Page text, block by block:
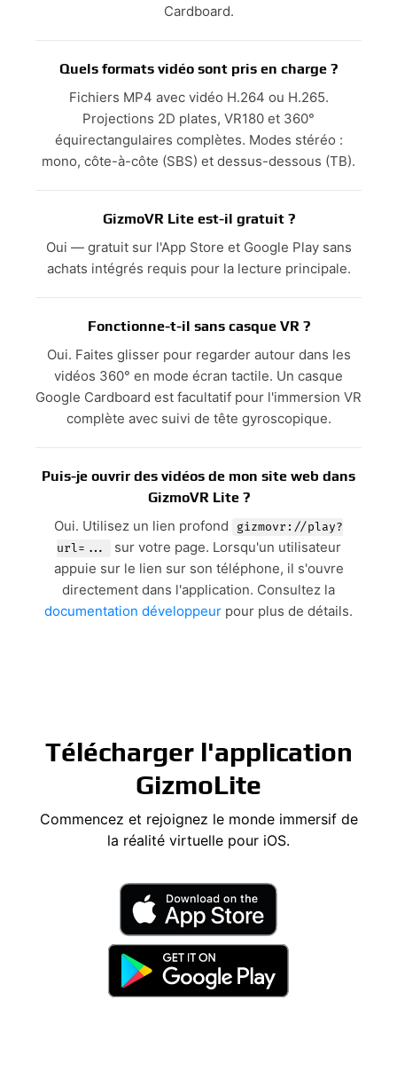
Cardboard.
Quels formats vidéo sont pris en charge ?
Fichiers MP4 avec vidéo H.264 ou H.265.
Projections 2D plates, VR180 et 360°
équirectangulaires complètes. Modes stéréo :
mono, côte-à-côte (SBS) et dessus-dessous (TB).
GizmoVR Lite est-il gratuit ?
Oui — gratuit sur l'App Store et Google Play sans
achats intégrés requis pour la lecture principale.
Fonctionne-t-il sans casque VR ?
Oui. Faites glisser pour regarder autour dans les
vidéos 360° en mode écran tactile. Un casque
Google Cardboard est facultatif pour l'immersion VR
complète avec suivi de tête gyroscopique.
Puis-je ouvrir des vidéos de mon site web dans
GizmoVR Lite ?
Oui. Utilisez un lien profond
gizmovr://play?
url=...
sur votre page. Lorsqu'un utilisateur
appuie sur le lien sur son téléphone, il s'ouvre
directement dans l'application. Consultez la
documentation développeur pour plus de détails.
Télécharger l'application
GizmoLite
Commencez et rejoignez le monde immersif de
la réalité virtuelle pour iOS.